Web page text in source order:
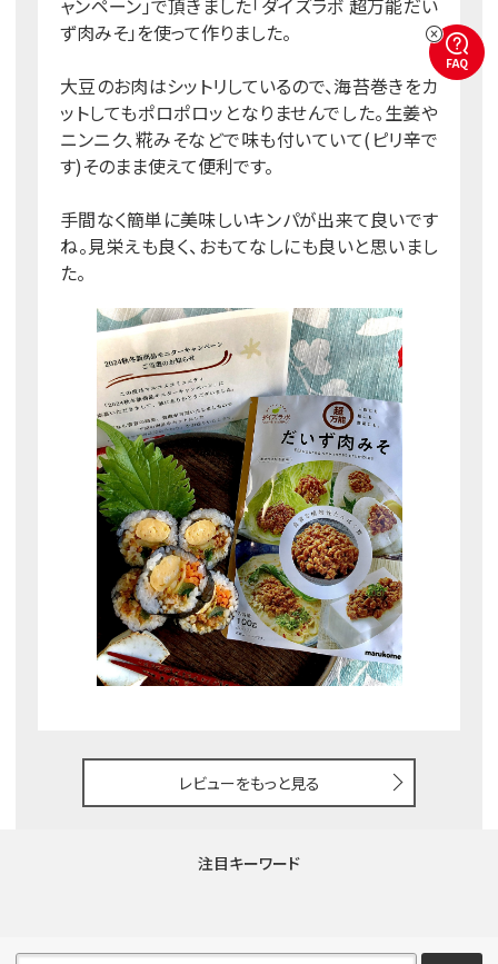
ャンペーン」で頂きました「ダイズラボ 超万能だい
ず肉みそ」を使って作りました。
大豆のお肉はシットリしているので、海苔巻きをカ
ットしてもポロポロッとなりませんでした。生姜や
ニンニク、糀みそなどで味も付いていて(ピリ辛で
す)そのまま使えて便利です。
手間なく簡単に美味しいキンパが出来て良いです
ね。見栄えも良く、おもてなしにも良いと思いまし
た。
レビューをもっと見る
注目キーワード
FAQ